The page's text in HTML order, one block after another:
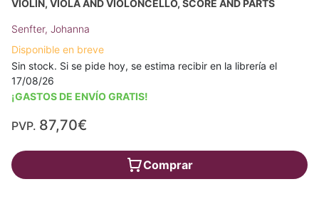
VIOLIN, VIOLA AND VIOLONCELLO, SCORE AND PARTS
Senfter, Johanna
Disponible en breve
Sin stock. Si se pide hoy, se estima recibir en la librería el
17/08/26
¡GASTOS DE ENVÍO GRATIS!
PVP. 87,70€
Comprar